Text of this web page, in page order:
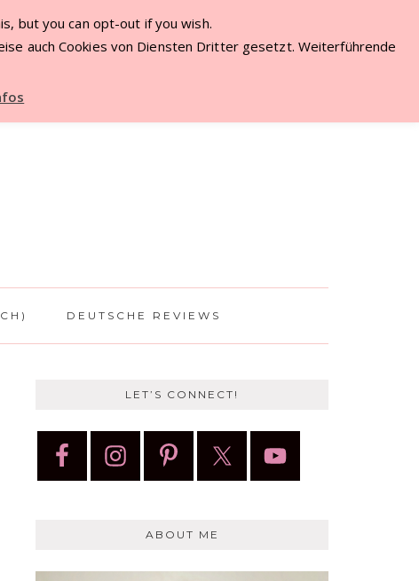
ME
DEUTSCHE REVIEWS
LET’S CONNECT!
ABOUT ME
but you can opt-out if you wish.
auch Cookies von Diensten Dritter gesetzt. Weiterführende